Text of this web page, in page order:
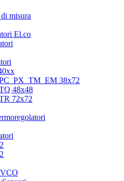
misura
El.co
38x72
48x48
72x72